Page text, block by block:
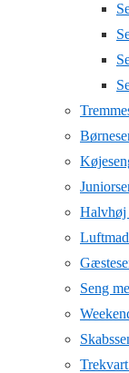
Halvhøj
Seng